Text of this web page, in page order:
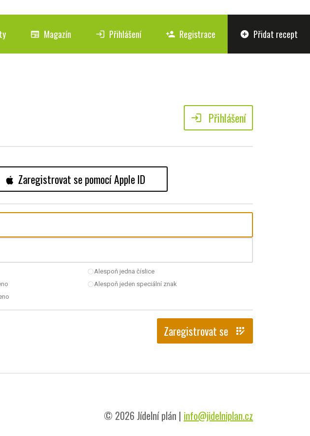
newspaper Magazín login Přihlášení person_add Registrace add_circle Přidat recept
login Přihlášení
Zaregistrovat se pomocí Apple ID
radio_button_uncheckedAlespoň jedna číslice
radio_button_uncheckedAlespoň jeden speciální znak
Zaregistrovat se app_registration
© 2026 Jídelní plán | info@jidelniplan.cz